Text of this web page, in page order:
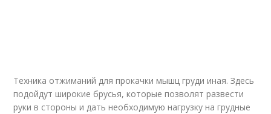
Техника отжиманий для прокачки мышц груди иная. Здесь
подойдут широкие брусья, которые позволят развести
руки в стороны и дать необходимую нагрузку на грудные